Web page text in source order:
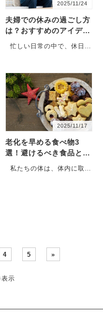
2025/11/24
夫婦での休みの過ごし方
は？おすすめのアイデア
やコツも解説
忙しい日常の中で、休日は
し、何をして過ごせばいい
か思いつかない方も多いの
ではないでしょうか。そこ
でこの記事…
2025/11/17
老化を早める食べ物3
選！避けるべき食品と食
習慣を徹底解説
私たちの体は、体内に取り
4 5 »
示